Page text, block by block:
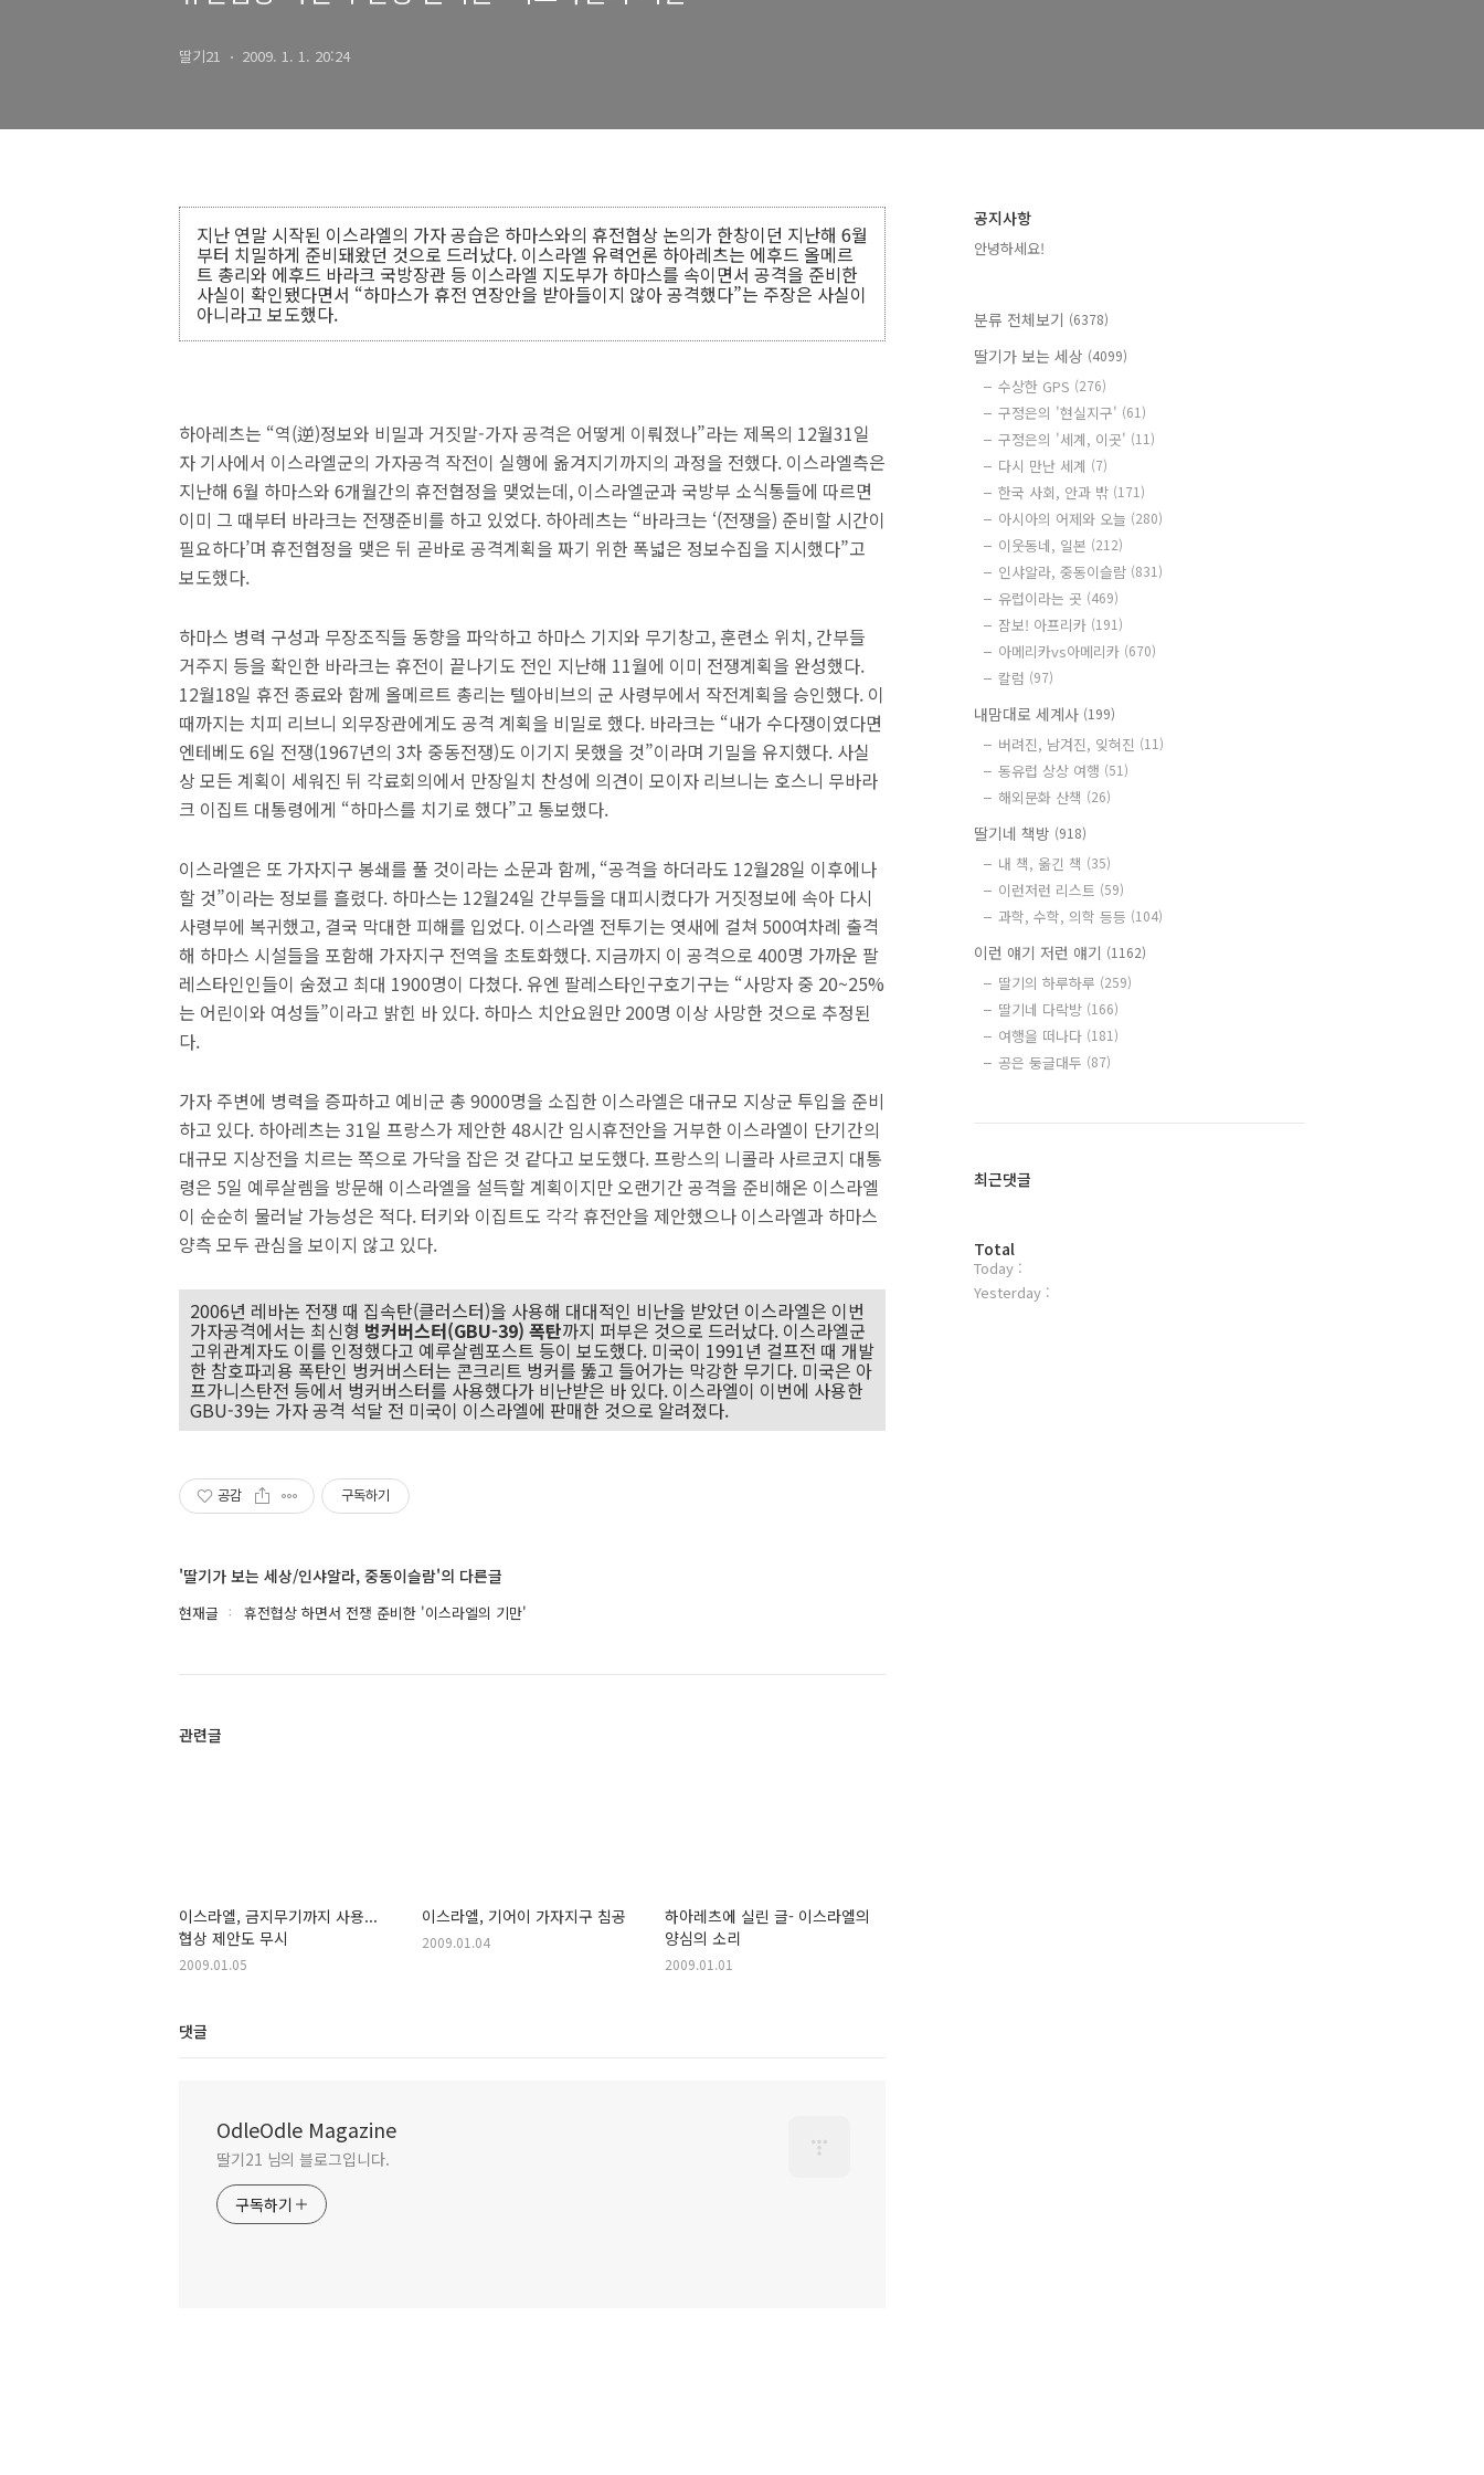
딸기21 2009. 1. 1. 20:24
지난 연말 시작된 이스라엘의 가자 공습은 하마스와의 휴전협상 논의가 한창이던 지난해 6월
부터 치밀하게 준비돼왔던 것으로 드러났다. 이스라엘 유력언론 하아레츠는 에후드 올메르
트 총리와 에후드 바라크 국방장관 등 이스라엘 지도부가 하마스를 속이면서 공격을 준비한
사실이 확인됐다면서 “하마스가 휴전 연장안을 받아들이지 않아 공격했다”는 주장은 사실이
아니라고 보도했다.
하아레츠는 “역(逆)정보와 비밀과 거짓말-가자 공격은 어떻게 이뤄졌나”라는 제목의 12월31일
자 기사에서 이스라엘군의 가자공격 작전이 실행에 옮겨지기까지의 과정을 전했다. 이스라엘측은
지난해 6월 하마스와 6개월간의 휴전협정을 맺었는데, 이스라엘군과 국방부 소식통들에 따르면
이미 그 때부터 바라크는 전쟁준비를 하고 있었다. 하아레츠는 “바라크는 ‘(전쟁을) 준비할 시간이
필요하다’며 휴전협정을 맺은 뒤 곧바로 공격계획을 짜기 위한 폭넓은 정보수집을 지시했다”고
보도했다.
하마스 병력 구성과 무장조직들 동향을 파악하고 하마스 기지와 무기창고, 훈련소 위치, 간부들
거주지 등을 확인한 바라크는 휴전이 끝나기도 전인 지난해 11월에 이미 전쟁계획을 완성했다.
12월18일 휴전 종료와 함께 올메르트 총리는 텔아비브의 군 사령부에서 작전계획을 승인했다. 이
때까지는 치피 리브니 외무장관에게도 공격 계획을 비밀로 했다. 바라크는 “내가 수다쟁이였다면
엔테베도 6일 전쟁(1967년의 3차 중동전쟁)도 이기지 못했을 것”이라며 기밀을 유지했다. 사실
상 모든 계획이 세워진 뒤 각료회의에서 만장일치 찬성에 의견이 모이자 리브니는 호스니 무바라
크 이집트 대통령에게 “하마스를 치기로 했다”고 통보했다.
이스라엘은 또 가자지구 봉쇄를 풀 것이라는 소문과 함께, “공격을 하더라도 12월28일 이후에나
할 것”이라는 정보를 흘렸다. 하마스는 12월24일 간부들을 대피시켰다가 거짓정보에 속아 다시
사령부에 복귀했고, 결국 막대한 피해를 입었다. 이스라엘 전투기는 엿새에 걸쳐 500여차례 출격
해 하마스 시설들을 포함해 가자지구 전역을 초토화했다. 지금까지 이 공격으로 400명 가까운 팔
레스타인인들이 숨졌고 최대 1900명이 다쳤다. 유엔 팔레스타인구호기구는 “사망자 중 20~25%
는 어린이와 여성들”이라고 밝힌 바 있다. 하마스 치안요원만 200명 이상 사망한 것으로 추정된
다.
가자 주변에 병력을 증파하고 예비군 총 9000명을 소집한 이스라엘은 대규모 지상군 투입을 준비
하고 있다. 하아레츠는 31일 프랑스가 제안한 48시간 임시휴전안을 거부한 이스라엘이 단기간의
대규모 지상전을 치르는 쪽으로 가닥을 잡은 것 같다고 보도했다. 프랑스의 니콜라 사르코지 대통
령은 5일 예루살렘을 방문해 이스라엘을 설득할 계획이지만 오랜기간 공격을 준비해온 이스라엘
이 순순히 물러날 가능성은 적다. 터키와 이집트도 각각 휴전안을 제안했으나 이스라엘과 하마스
양측 모두 관심을 보이지 않고 있다.
2006년 레바논 전쟁 때 집속탄(클러스터)을 사용해 대대적인 비난을 받았던 이스라엘은 이번
가자공격에서는 최신형 벙커버스터(GBU-39) 폭탄까지 퍼부은 것으로 드러났다. 이스라엘군
고위관계자도 이를 인정했다고 예루살렘포스트 등이 보도했다. 미국이 1991년 걸프전 때 개발
한 참호파괴용 폭탄인 벙커버스터는 콘크리트 벙커를 뚫고 들어가는 막강한 무기다. 미국은 아
프가니스탄전 등에서 벙커버스터를 사용했다가 비난받은 바 있다. 이스라엘이 이번에 사용한
GBU-39는 가자 공격 석달 전 미국이 이스라엘에 판매한 것으로 알려졌다.
공감 구독하기
'딸기가 보는 세상/인샤알라, 중동이슬람'의 다른글
현재글 휴전협상 하면서 전쟁 준비한 '이스라엘의 기만'
관련글
이스라엘, 금지무기까지 사용...
협상 제안도 무시
2009.01.05
이스라엘, 기어이 가자지구 침공
2009.01.04
하아레츠에 실린 글- 이스라엘의
양심의 소리
2009.01.01
댓글
OdleOdle Magazine
딸기21 님의 블로그입니다.
구독하기
공지사항
안녕하세요!
분류 전체보기 (6378)
딸기가 보는 세상 (4099)
수상한 GPS (276)
구정은의 '현실지구' (61)
구정은의 '세계, 이곳' (11)
다시 만난 세계 (7)
한국 사회, 안과 밖 (171)
아시아의 어제와 오늘 (280)
이웃동네, 일본 (212)
인샤알라, 중동이슬람 (831)
유럽이라는 곳 (469)
잠보! 아프리카 (191)
아메리카vs아메리카 (670)
칼럼 (97)
내맘대로 세계사 (199)
버려진, 남겨진, 잊혀진 (11)
동유럽 상상 여행 (51)
해외문화 산책 (26)
딸기네 책방 (918)
내 책, 옮긴 책 (35)
이런저런 리스트 (59)
과학, 수학, 의학 등등 (104)
이런 얘기 저런 얘기 (1162)
딸기의 하루하루 (259)
딸기네 다락방 (166)
여행을 떠나다 (181)
공은 둥글대두 (87)
최근댓글
방
문
자
Total
Today :
Yesterday :